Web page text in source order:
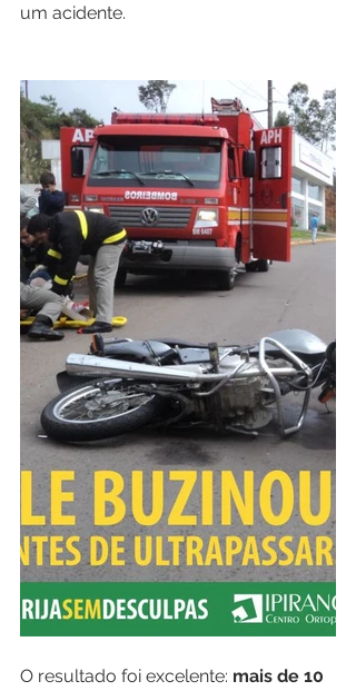
um acidente.
O resultado foi excelente: mais de 10